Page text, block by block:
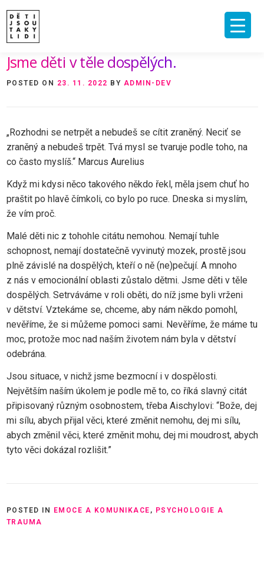
content
ÚVOD
O MNĚ A O PROJEKTU
E-SHOP
VIDEA A ROZHOVORY
ARCHIV ČLÁNKŮ
Jsme děti v těle dospělých.
POSTED ON 23. 11. 2022 BY ADMIN-DEV
„Rozhodni se netrpět a nebudeš se cítit zraněný. Neciť se
zraněný a nebudeš trpět. Tvá mysl se tvaruje podle toho, na
co často myslíš.“ Marcus Aurelius
Když mi kdysi něco takového někdo řekl, měla jsem chuť ho
praštit po hlavě čímkoli, co bylo po ruce. Dneska si myslím,
že vím proč.
Malé děti nic z tohohle citátu nemohou. Nemají tuhle
schopnost, nemají dostatečně vyvinutý mozek, prostě jsou
plně závislé na dospělých, kteří o ně (ne)pečují. A mnoho
z nás v emocionální oblasti zůstalo dětmi. Jsme děti v těle
dospělých. Setrváváme v roli oběti, do níž jsme byli vrženi
v dětství. Vztekáme se, chceme, aby nám někdo pomohl,
nevěříme, že si můžeme pomoci sami. Nevěříme, že máme tu
moc, protože moc nad naším životem nám byla v dětství
odebrána.
Jsou situace, v nichž jsme bezmocní i v dospělosti.
Největším naším úkolem je podle mě to, co říká slavný citát
připisovaný různým osobnostem, třeba Aischylovi: “Bože, dej
mi sílu, abych přijal věci, které změnit nemohu, dej mi sílu,
abych změnil věci, které změnit mohu, dej mi moudrost, abych
tyto věci dokázal rozlišit.”
POSTED IN EMOCE A KOMUNIKACE , PSYCHOLOGIE A
TRAUMA